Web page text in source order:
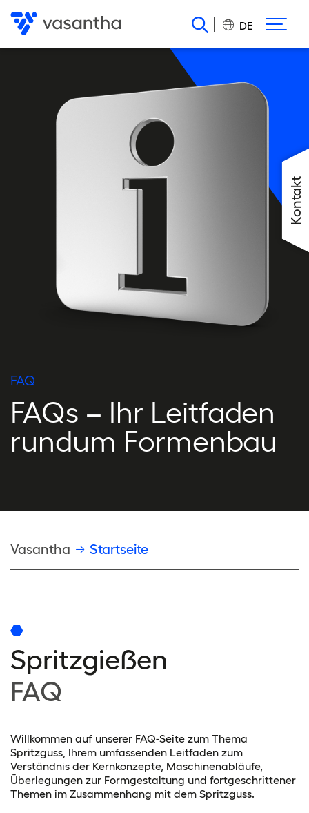
zum
DE
FAQ
FAQs – Ihr Leitfaden
rundum Formenbau
Pfadnavigation
Vasantha Startseite
Spritzgießen
FAQ
Willkommen auf unserer FAQ-Seite zum Thema
Spritzguss, Ihrem umfassenden Leitfaden zum
Verständnis der Kernkonzepte, Maschinenabläufe,
Überlegungen zur Formgestaltung und fortgeschrittener
Themen im Zusammenhang mit dem Spritzguss.
Kontakt